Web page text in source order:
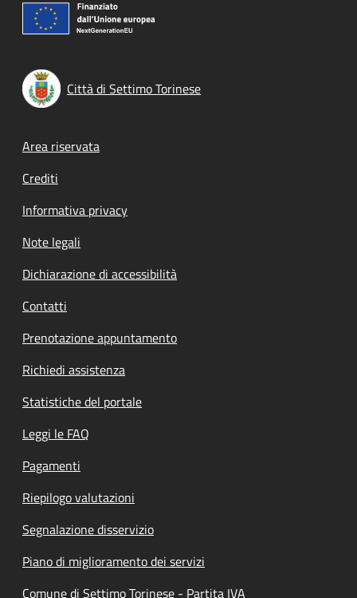
Città di Settimo Torinese
Footer menu
Area riservata
Crediti
Informativa privacy
Note legali
Dichiarazione di accessibilità
Contatti
Prenotazione appuntamento
Richiedi assistenza
Statistiche del portale
Leggi le FAQ
Pagamenti
Riepilogo valutazioni
Segnalazione disservizio
Piano di miglioramento dei servizi
Comune di Settimo Torinese - Partita IVA